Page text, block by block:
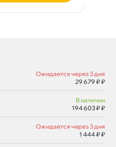
Ожидается через 3 дня
29 679 ₽ ₽
наличии
194 603 ₽ ₽
Ожидается через 3 дня
1 444 ₽ ₽